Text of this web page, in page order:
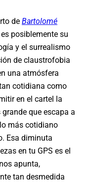
de Bartolomé
es posiblemente su
y el surrealismo
de claustrofobia
una atmósfera
cotidiana como
en el cartel la
que escapa a
más cotidiano
Esa diminuta
en tu GPS es el
apunta,
tan desmedida